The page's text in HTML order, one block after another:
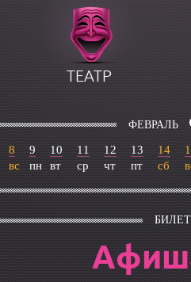
ТЕАТР
ФЕВРАЛЬ
вс
8
пн
9
вт
10
ср
11
чт
12
пт
13
сб
14